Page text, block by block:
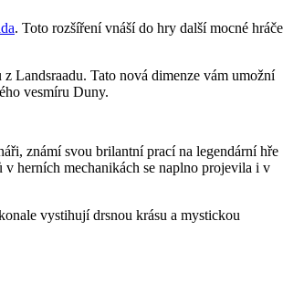
. Toto rozšíření vnáší do hry další mocné hráče
Landsraadu. Tato nová dimenze vám umožní
vesmíru Duny.
známí svou brilantní prací na legendární hře
v herních mechanikách se naplno projevila i v
vystihují drsnou krásu a mystickou